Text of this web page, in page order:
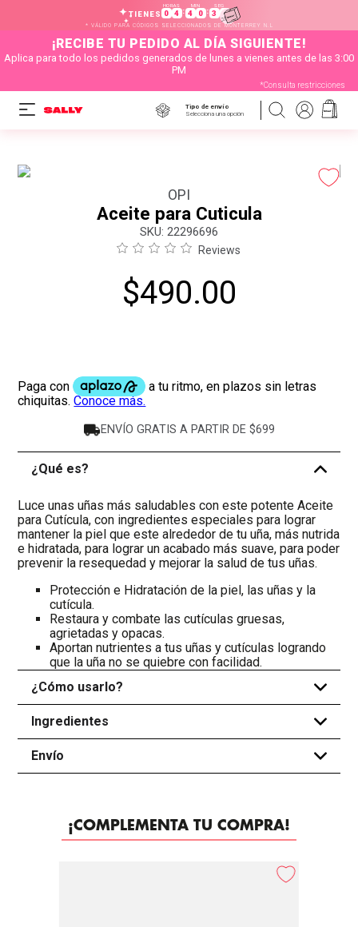
TIENES
HORAS
0 4 :
MIN
4 0 :
SEG
3 7
* VÁLIDO PARA CÓDIGOS SELECCIONADOS DE MONTERREY N.L
¡RECIBE TU PEDIDO AL DÍA SIGUIENTE!
Aplica para todo los pedidos generados de lunes a vienes antes de las 3:00
PM
*Consulta restricciones
Tipo de envío
Selecciona una opción
OPI
Aceite para Cuticula
: 22296696
Reviews
$490.00
ENVÍO GRATIS A PARTIR DE $699
¿Qué es? -
Luce unas uñas más saludables con este potente Aceite
para Cutícula, con ingredientes especiales para lograr
mantener la piel que este alrededor de tu uña, más nutrida
e hidratada, para lograr un acabado más suave, para poder
prevenir la resequedad y mejorar la salud de tus uñas.
Protección e Hidratación de la piel, las uñas y la
cutícula.
Restaura y combate las cutículas gruesas,
agrietadas y opacas.
Aportan nutrientes a tus uñas y cutículas logrando
que la uña no se quiebre con facilidad.
¿Cómo usarlo?
+
Ingredientes +
Envío +
¡COMPLEMENTA TU COMPRA!